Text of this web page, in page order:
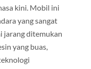
kini. Mobil ini
yang sangat
jarang ditemukan
yang buas,